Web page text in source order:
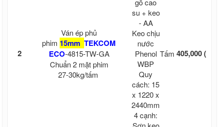
TÔN ĐỔ SÀN DECK 0.58 mm 6mm, TÔN
SÀN DECK, TÔN ĐỔ SÀN BÊ TÔNG
TÔN ĐỔ SÀN DECK 0.5 mm, TÔN SÀN
DECK, TÔN ĐỔ SÀN BÊ TÔNG
Tin tức
Liên hệ
2
Ván ép phủ
phim 15mmTEKCOM
ECO-4815-TW-GA
Chuẩn 2 mặt phim
27-30kg/tấm
gỗ cao
su + keo
- AA
Keo chịu
nước
Phenol
WBP
Quy
cách: 15
x 1220 x
2440mm
4 cạnh:
Tấm 405,000